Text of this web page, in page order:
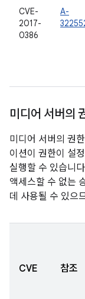
CVE-
2017-
0386
A-
미디어 서버의
미디어 서버의 권
이션이 권한이 설
실행할 수 있습니
액세스할 수 없는
데 사용될 수 있으
CVE 참조